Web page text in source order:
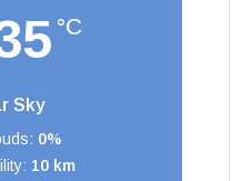
°C
Sky
0%
10 km